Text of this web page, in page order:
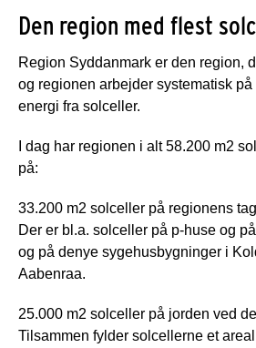
Den region med flest
Region Syddanmark er den region,
og regionen arbejder systematisk
energi fra solceller.
I dag har regionen i alt 58.200 m2
på:
33.200 m2 solceller på regionens
Der er bl.a. solceller på p-huse og
og på denye sygehusbygninger i
Aabenraa.
25.000 m2 solceller på jorden ved
Tilsammen fylder solcellerne et